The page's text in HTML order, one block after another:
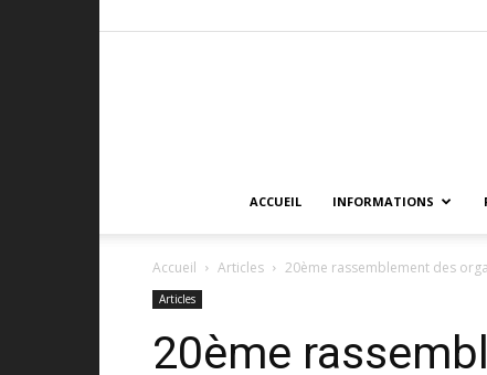
ACCUEIL INFORMATIONS
Accueil Articles 20ème rassemblement des
Articles
20ème